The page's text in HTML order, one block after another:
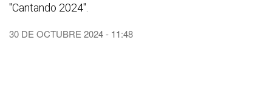
"Cantando 2024".
30 DE OCTUBRE 2024 - 11:48